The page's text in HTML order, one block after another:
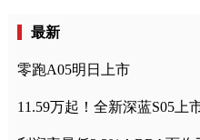
最新
零跑A05明日上市
11.59万起！全新深蓝S05上